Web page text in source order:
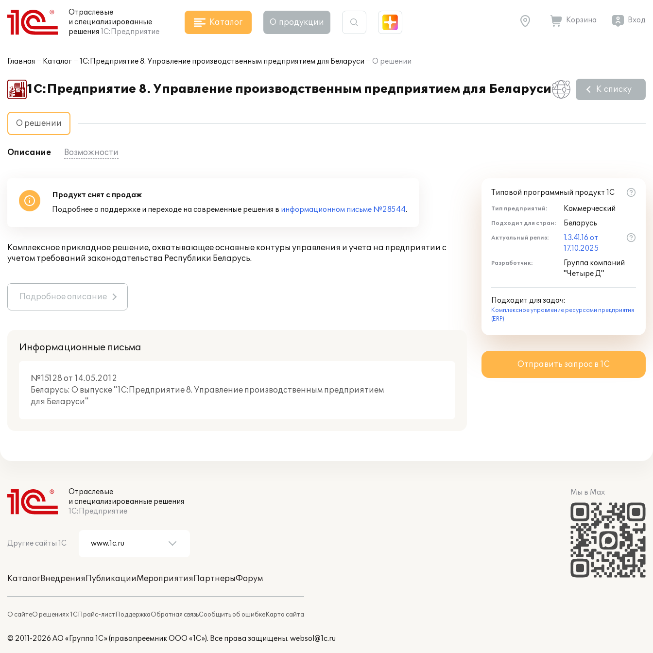
Отраслевые
и специализированные
решения 1С:Предприятие
Каталог О продукции Корзина Вход
Главная Каталог 1С:Предприятие 8. Управление производственным предприятием для Беларуси О решении
1С:Предприятие 8. Управление производственным предприятием для Беларуси К списку
О решении
Описание Возможности
Продукт снят с продаж
Подробнее о поддержке и переходе на современные решения в информационном письме №28544.
Комплексное прикладное решение, охватывающее основные контуры управления и учета на предприятии с
учетом требований законодательства Республики Беларусь.
Подробное описание
Информационные письма
№15128 от 14.05.2012
Беларусь: О выпуске "1С:Предприятие 8. Управление производственным предприятием
для Беларуси"
Типовой программный продукт 1С
Тип предприятий: Коммерческий
Подходит для стран: Беларусь
Актуальный релиз:
1.3.41.16 от
17.10.2025
Разработчик:
Группа компаний
"Четыре Д"
Подходит для задач:
Комплексное управление ресурсами предприятия
(ERP)
Отправить запрос в 1С
Отраслевые
и специализированные решения
1С:Предприятие
Другие сайты 1С
КаталогВнедренияПубликацииМероприятияПартнерыФорум
О сайтеО решениях 1СПрайс-листПоддержкаОбратная связьСообщить об ошибкеКарта сайта
Мы в Max
© 2011-2026 АО «Группа 1С» (правопреемник ООО «1С»). Все права защищены. websol@1c.ru